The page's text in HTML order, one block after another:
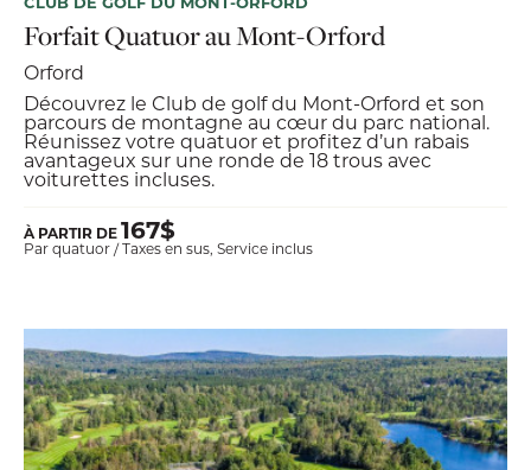
Forfait Quatuor au Mont-Orford
Orford
Découvrez le Club de golf du Mont-Orford et son
parcours de montagne au cœur du parc national.
Réunissez votre quatuor et profitez d’un rabais
avantageux sur une ronde de 18 trous avec
voiturettes incluses.
À PARTIR DE167$
Par quatuor / Taxes en sus, Service inclus